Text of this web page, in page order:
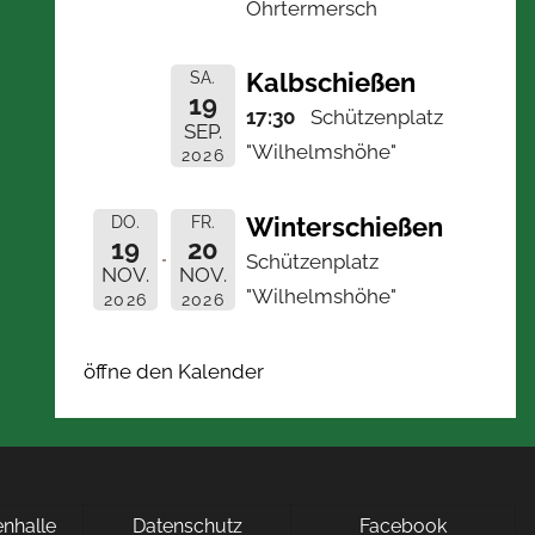
Ohrtermersch
SA.
19
SEP.
2026
Kalbschießen
17:30
Schützenplatz
"Wilhelmshöhe"
DO.
19
NOV.
2026
FR.
20
NOV.
2026
Winterschießen
Schützenplatz
"Wilhelmshöhe"
öffne den Kalender
Datenschutz Facebook